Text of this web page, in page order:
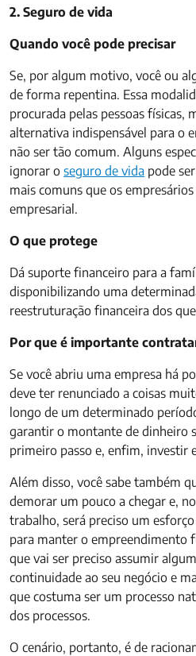
2. Seguro de vida
Quando você pode precisar
Se, por algum motivo, você ou
de forma repentina. Essa
procurada pelas pessoas físicas,
alternativa indispensável para o
não ser tão comum. Alguns
ignorar o seguro de vida pode
mais comuns que os
empresarial.
O que protege
Dá suporte financeiro para a
disponibilizando uma
reestruturação financeira dos
Por que é importante
Se você abriu uma empresa há
deve ter renunciado a coisas
longo de um determinado
garantir o montante de dinheiro
primeiro passo e, enfim, investir
Além disso, você sabe também
demorar um pouco a chegar e,
trabalho, será preciso um
para manter o empreendimento
que vai ser preciso assumir
continuidade ao seu negócio e
que costuma ser um processo
dos processos.
O cenário, portanto, é de